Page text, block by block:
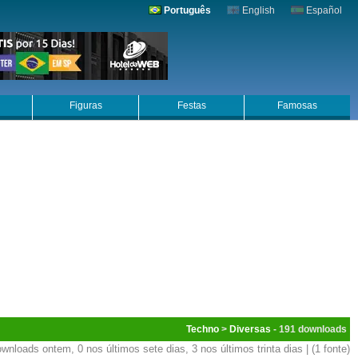
Português English Español
Figuras Festas Famosas
Techno > Diversas - 191
ontem, 0 nos últimos sete dias, 3 nos últimos trinta dias | (1 fonte)